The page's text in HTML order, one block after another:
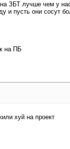
ЗБТ лучше чем у
и пусть они сосут
на ПБ
хуй на проект